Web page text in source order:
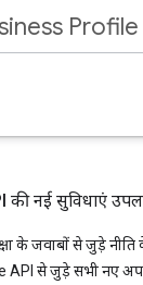
Profile
नई सुविधाएं
के जवाबों से जुड़े
API से जुड़े सभी नए